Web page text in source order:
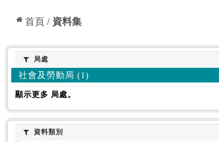
首頁 資料集
:::
局處局處
社會及勞動局 (1)
顯示更多 局處。
資料類別
資料類別